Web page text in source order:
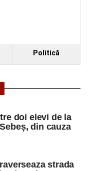
Politică
doi elevi de la
din cauza
strada